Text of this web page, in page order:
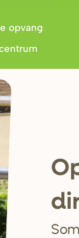
opvang
di